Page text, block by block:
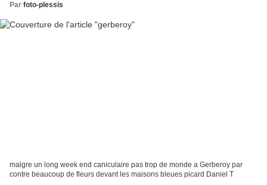
Par foto-plessis
malgre un long week end caniculaire pas trop de monde a Gerberoy par
contre beaucoup de fleurs devant les maisons bleues picard Daniel T